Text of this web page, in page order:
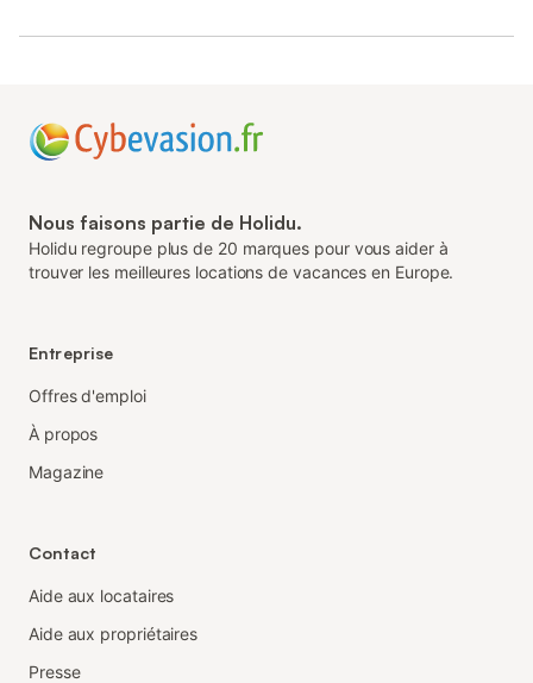
Nous faisons partie de Holidu.
Holidu regroupe plus de 20 marques pour vous aider à
trouver les meilleures locations de vacances en Europe.
Entreprise
Offres d'emploi
À propos
Magazine
Contact
Aide aux locataires
Aide aux propriétaires
Presse